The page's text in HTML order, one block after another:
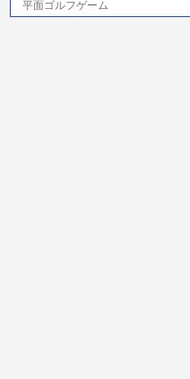
平面ゴルフゲーム